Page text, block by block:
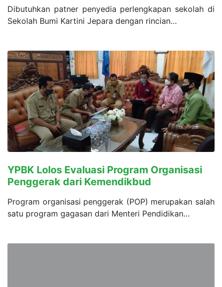
Dibutuhkan patner penyedia perlengkapan sekolah di
Sekolah Bumi Kartini Jepara dengan rincian…
YPBK Lolos Evaluasi Program Organisasi
Penggerak dari Kemendikbud
Program organisasi penggerak (POP) merupakan salah
satu program gagasan dari Menteri Pendidikan…